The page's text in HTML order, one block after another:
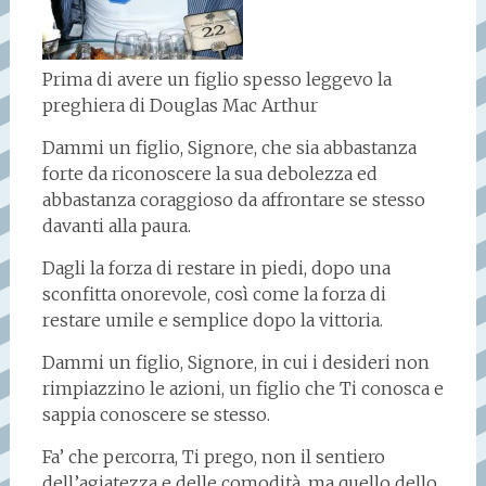
Prima di avere un figlio spesso leggevo la
preghiera di Douglas Mac Arthur
Dammi un figlio, Signore, che sia abbastanza
forte da riconoscere la sua debolezza ed
abbastanza coraggioso da affrontare se stesso
davanti alla paura.
Dagli la forza di restare in piedi, dopo una
sconfitta onorevole, così come la forza di
restare umile e semplice dopo la vittoria.
Dammi un figlio, Signore, in cui i desideri non
rimpiazzino le azioni, un figlio che Ti conosca e
sappia conoscere se stesso.
Fa’ che percorra, Ti prego, non il sentiero